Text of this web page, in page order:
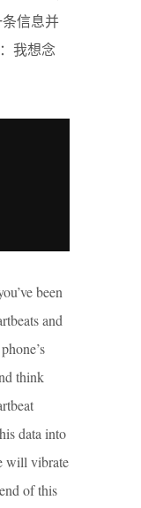
信息并
我想念
been
and
think
data into
will vibrate
of this